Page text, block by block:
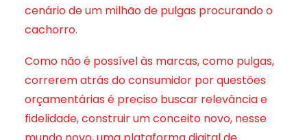
cenário de um milhão de pulgas procurando o
cachorro.
Como não é possível às marcas, como pulgas,
correrem atrás do consumidor por questões
orçamentárias é preciso buscar relevância e
fidelidade, construir um conceito novo, nesse